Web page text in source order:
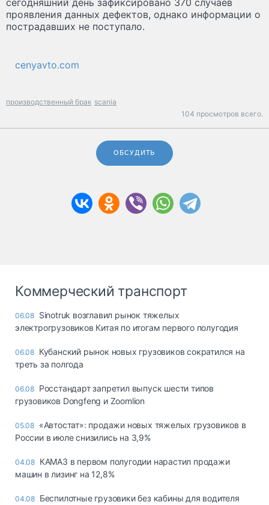
сегодняшний день зафиксировано 370 случаев
проявления данных дефектов, однако информации о
пострадавших не поступало.
cenyavto.com
производственный брак scania
104 просмотров всего.
ОБСУДИТЬ
Коммерческий транспорт
06.08 Sinotruk возглавил рынок тяжелых
электрогрузовиков Китая по итогам первого полугодия
06.08 Кубанский рынок новых грузовиков сократился на
треть за полгода
06.08 Росстандарт запретил выпуск шести типов
грузовиков Dongfeng и Zoomlion
05.08 «Автостат»: продажи новых тяжелых грузовиков в
России в июле снизились на 3,9%
04.08 КАМАЗ в первом полугодии нарастил продажи
машин в лизинг на 12,8%
04.08 Беспилотные грузовики без кабины для водителя